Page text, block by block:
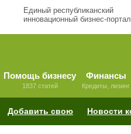
Единый республиканский
инновационный бизнес-портал
Помощь бизнесу
1837 статей
Финансы
Кредиты, лизинг
Добавить свою Новости